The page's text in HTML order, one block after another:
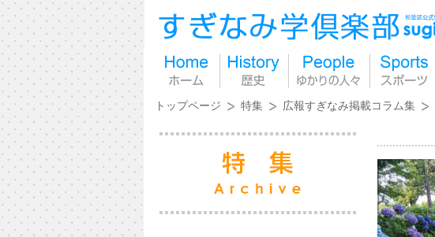
トップページ 特集 広報すぎなみ掲載コラム集